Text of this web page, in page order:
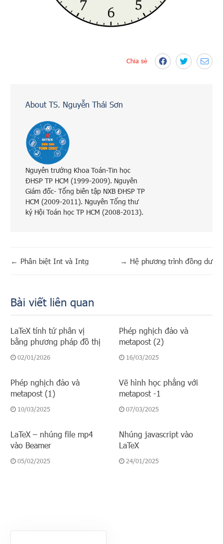
Chia sẻ
About TS. Nguyễn Thái Sơn
Nguyên trưởng Khoa Toán-Tin học
ĐHSP TP HCM (1999-2009). Nguyên
Giám đốc- Tổng biên tập NXB ĐHSP TP
HCM (2009-2011). Nguyên Tổng thư
ký Hội Toán học TP HCM (2008-2013).
← Phân biệt Int và Intg → Hệ phương trình đồng dư
Bài viết liên quan
LaTeX tính tứ phân vị
bằng phương pháp đồ thị
02/01/2026
Phép nghịch đảo và
metapost (2)
16/03/2025
Phép nghịch đảo và
metapost (1)
10/03/2025
Vẽ hình học phẳng với
metapost -1
07/03/2025
LaTeX – nhúng file mp4
vào Beamer
05/02/2025
Nhúng javascript vào
LaTeX
24/01/2025